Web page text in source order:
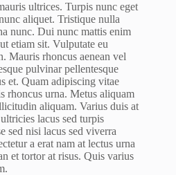
ultrices. Turpis nunc eget
aliquet. Tristique nulla
nunc. Dui nunc mattis enim
etiam sit. Vulputate eu
Mauris rhoncus aenean vel
pulvinar pellentesque
et. Quam adipiscing vitae
rhoncus urna. Metus aliquam
aliquam. Varius duis at
lacus sed turpis
sed nisi lacus sed viverra
a erat nam at lectus urna
et tortor at risus. Quis varius